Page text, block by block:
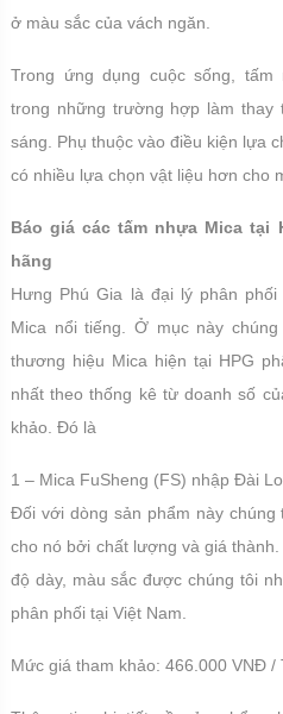
ở màu sắc của vách ngăn.
Trong ứng dụng cuộc sống,
trong những trường hợp làm
sáng. Phụ thuộc vào điều kiện lựa
có nhiều lựa chọn vật liệu hơn cho
Báo giá các tấm nhựa Mica tại
hãng
Hưng Phú Gia là đại lý phân
Mica nổi tiếng. Ở mục này
thương hiệu Mica hiện tại HPG
nhất theo thống kê từ doanh số
khảo. Đó là
1 – Mica FuSheng (FS) nhập Đài
Đối với dòng sản phẩm này
cho nó bởi chất lượng và giá
độ dày, màu sắc được chúng tôi
phân phối tại Việt Nam.
Mức giá tham khảo: 466.000 VNĐ /